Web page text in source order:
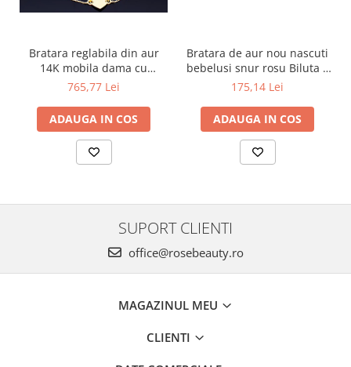
Bratara reglabila din aur
14K mobila dama cu
Inimioara gravabila
765,77 Lei
ADAUGA IN COS
Bratara de aur nou nascuti
bebelusi snur rosu Biluta 4
mm
175,14 Lei
ADAUGA IN COS
SUPORT CLIENTI
office@rosebeauty.ro
MAGAZINUL MEU
CLIENTI